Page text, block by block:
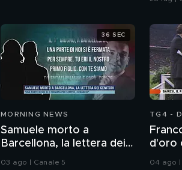
MORNING NEWS
Samuele morto a
Barcellona, la lettera dei
genitori
03 ago | Canale 5
36 SEC
TG4 -
d'oro
04 ago |